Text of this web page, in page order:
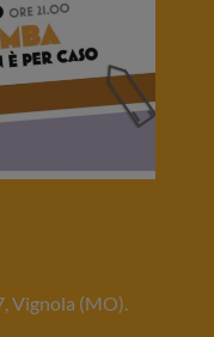
Vignola (MO).